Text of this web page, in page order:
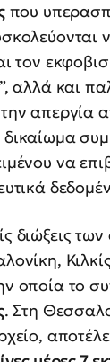
που
τον
αλλά και
απεργία
να
διώξεις
οποία το
. Στη